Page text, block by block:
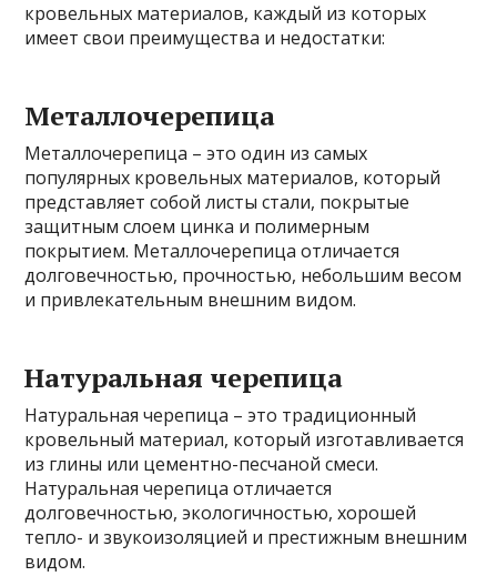
кровельных материалов, каждый из которых
имеет свои преимущества и недостатки:
Металлочерепица
Металлочерепица – это один из самых
популярных кровельных материалов, который
представляет собой листы стали, покрытые
защитным слоем цинка и полимерным
покрытием. Металлочерепица отличается
долговечностью, прочностью, небольшим весом
и привлекательным внешним видом.
Натуральная черепица
Натуральная черепица – это традиционный
кровельный материал, который изготавливается
из глины или цементно-песчаной смеси.
Натуральная черепица отличается
долговечностью, экологичностью, хорошей
тепло- и звукоизоляцией и престижным внешним
видом.